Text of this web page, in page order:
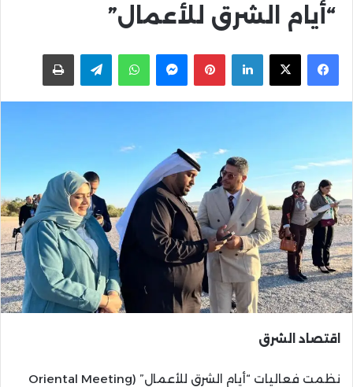
“أيام الشرق للأعمال”
Facebook
X
LinkedIn
Pinterest
Messenger
WhatsApp
Telegramاطبعها
اقتصاد الشرق
نظمت فعاليات “أيام الشرق للأعمال” (Oriental Meeting